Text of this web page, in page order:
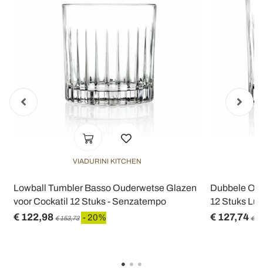
VIADURINI KITCHEN
Lowball Tumbler Basso Ouderwetse Glazen
voor Cockatil 12 Stuks - Senzatempo
€ 122,98 € 153,73 - 20%
Dubbele
12 Stuks
€ 127,74 €